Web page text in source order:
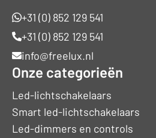
+31 (0) 852 129 541
+31 (0) 852 129 541
info@freelux.nl
Onze categorieën
Led-lichtschakelaars
Smart led-lichtschakelaars
Led-dimmers en controls